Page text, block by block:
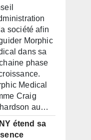
société afin
Morphic
dans sa
phase
Medical
Craig
au…
étend sa